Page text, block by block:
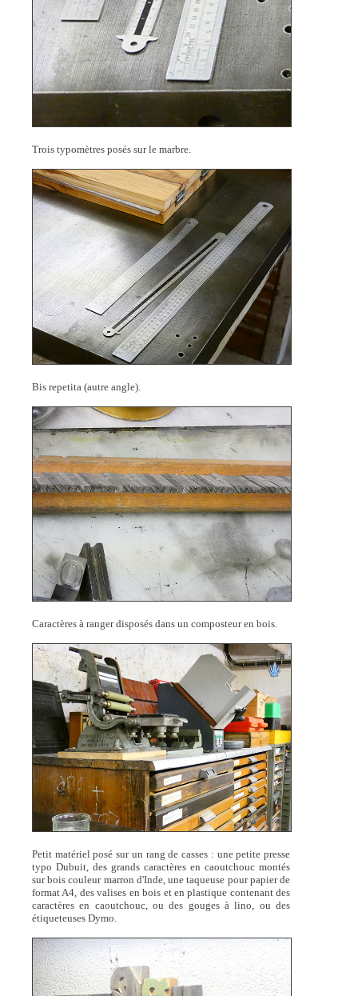
Trois typomètres posés sur le marbre.
Bis repetita (autre angle).
Caractères à ranger disposés dans un composteur en bois.
Petit matériel posé sur un rang de casses : une petite presse
typo Dubuit, des grands caractères en caoutchouc montés
sur bois couleur marron d'Inde, une taqueuse pour papier de
format A4, des valises en bois et en plastique contenant des
caractères en caoutchouc, ou des gouges à lino, ou des
étiqueteuses Dymo.